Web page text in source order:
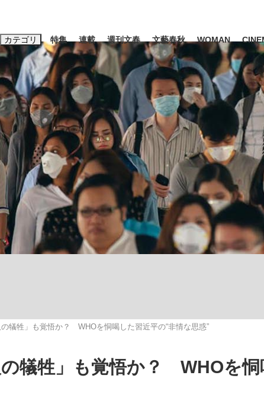
カテゴリ
ュース エンタメ ライフ ビジネス
めて明かした日本代表監督に... 「最悪の空気のま
ャパン選手が証言した“NPB聞... 「クマが悪者扱いさ
特集
観る
連載 週刊文春 文藝春秋 WOMAN
キーワード入力
キーワードタグ一覧
#三山凌輝 #高市早苗 #後藤真希 #森岡毅 #内田有紀
#
#亀和田武 #池上彰
犠牲」も覚悟か？ WHOを恫喝した習近平の“非情な思惑”
犠牲」も覚悟か？ WHOを恫